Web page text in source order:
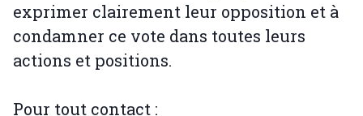
exprimer clairement leur opposition et à
condamner ce vote dans toutes leurs
actions et positions.
Pour tout contact :